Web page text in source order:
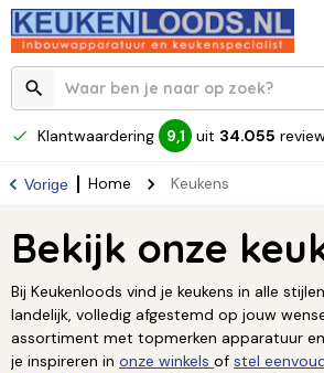
Klantwaardering 9,1 uit 34.055
Vorige Home Keukens
Bekijk onze
Bij Keukenloods vind je keukens in alle
landelijk, volledig afgestemd op jouw
assortiment met topmerken apparatuur
je inspireren in onze winkels of stel